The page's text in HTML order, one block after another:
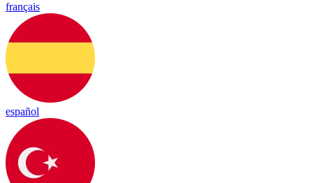
français
español